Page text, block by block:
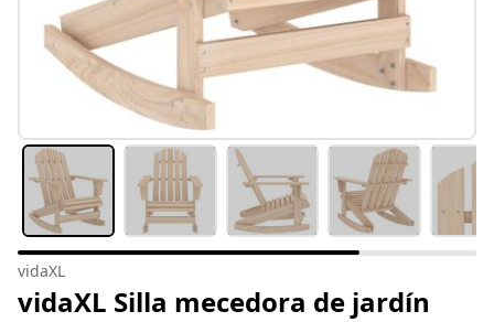
vidaXL
vidaXL Silla mecedora de jardín